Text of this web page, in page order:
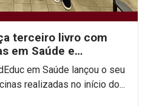
terceiro livro com
em Saúde e
em Saúde lançou o seu
realizadas no início do...